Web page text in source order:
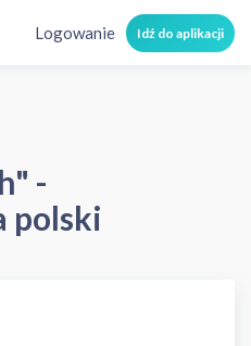
Logowanie Idź do aplikacji
-
polski